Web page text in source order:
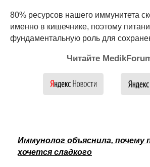
80% ресурсов нашего иммунитета
именно в кишечнике, поэтому
фундаментальную роль для
Читайте
Иммунолог объяснила, почему
хочется сладкого